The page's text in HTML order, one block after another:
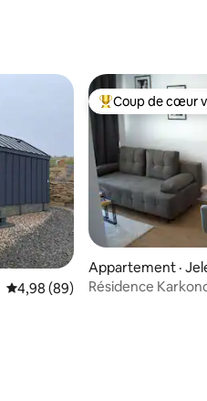
Note moyenne de 4,98 sur 5,
4,98 (89)
Coup de cœur
Coup de cœur
Appartement ·
Résidence